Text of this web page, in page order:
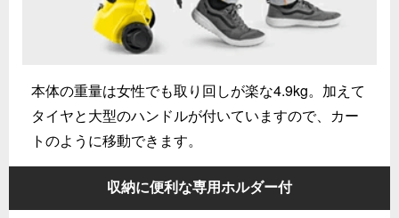
本体の重量は女性でも取り回しが楽な4.9kg。加えて
タイヤと大型のハンドルが付いていますので、カー
トのように移動できます。
収納に便利な専用ホルダー付